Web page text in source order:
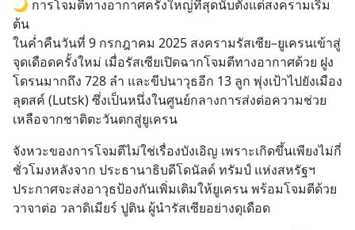
🌙 การโจมตีทางอากาศครั้งใหญ่ที่สุดนับตั้งแต่สงครามเริ่ม
ต้น
ในค่ำคืนวันที่ 9 กรกฎาคม 2025 สงครามรัสเซีย–ยูเครนเข้าสู่
จุดเดือดครั้งใหม่ เมื่อรัสเซียเปิดฉากโจมตีทางอากาศด้วย ฝูง
โดรนมากถึง 728 ลำ และขีปนาวุธอีก 13 ลูก พุ่งเป้าไปยังเมือง
ลุตสค์ (Lutsk) ซึ่งเป็นหนึ่งในศูนย์กลางการส่งต่อความช่วย
เหลือจากชาติตะวันตกสู่ยูเครน
จังหวะของการโจมตีไม่ใช่เรื่องบังเอิญ เพราะเกิดขึ้นเพียงไม่กี่
ชั่วโมงหลังจาก ประธานาธิบดีโดนัลด์ ทรัมป์ แห่งสหรัฐฯ
ประกาศจะส่งอาวุธป้องกันเพิ่มเติมให้ยูเครน พร้อมโจมตีด้วย
วาจาต่อ วลาดิเมียร์ ปูติน ผู้นำรัสเซียอย่างดุเดือด